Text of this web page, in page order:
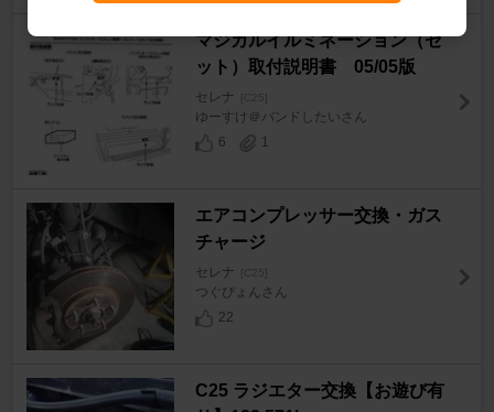
マジカルイルミネーション（セ
ット）取付説明書 05/05版
セレナ [C25]
ゆーすけ＠バンドしたいさん
6
1
エアコンプレッサー交換・ガス
チャージ
セレナ [C25]
つぐぴょんさん
22
C25 ラジエター交換【お遊び有